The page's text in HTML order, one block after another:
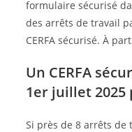
formulaire sécurisé
des arrêts de travail
CERFA sécurisé. À
Un CERFA
1er juillet
Si près de 8 arrêts de